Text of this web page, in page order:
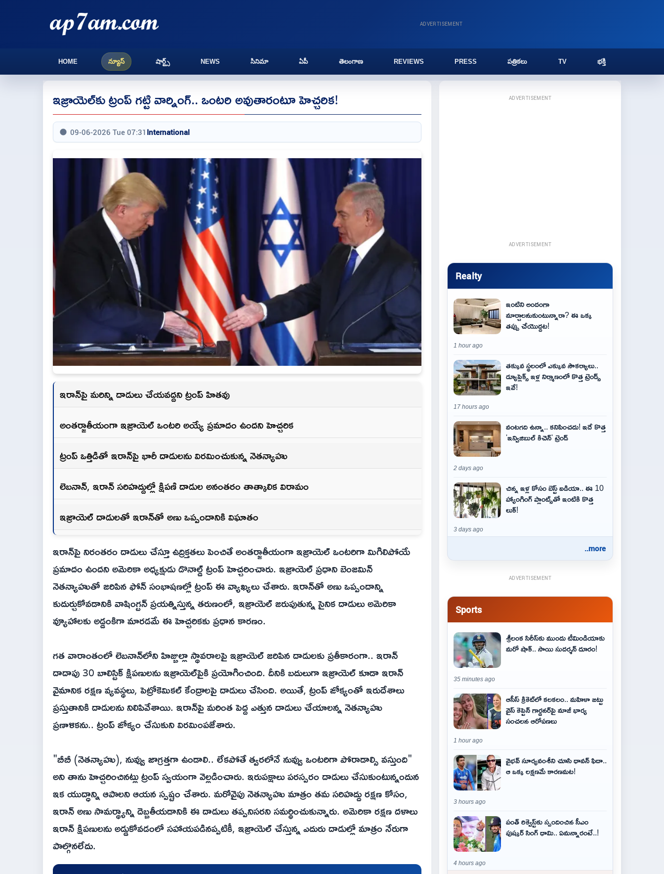
ADVERTISEMENT
HOME న్యూస్ షార్ట్స్ NEWS సినిమా ఏపీ తెలంగాణ REVIEWS PRESS పత్రికలు TV భక్తి
ఇజ్రాయెల్‌కు ట్రంప్ గట్టి వార్నింగ్.. ఒంటరి అవుతారంటూ హెచ్చరిక!
09-06-2026 Tue 07:31 International
ఇరాన్‌పై మరిన్ని దాడులు చేయవద్దని ట్రంప్ హితవు
అంతర్జాతీయంగా ఇజ్రాయెల్ ఒంటరి అయ్యే ప్రమాదం ఉందని హెచ్చరిక
ట్రంప్ ఒత్తిడితో ఇరాన్‌పై భారీ దాడులను విరమించుకున్న నెతన్యాహు
లెబనాన్, ఇరాన్ సరిహద్దుల్లో క్షిపణి దాడుల అనంతరం తాత్కాలిక విరామం
ఇజ్రాయెల్ దాడులతో ఇరాన్‌తో అణు ఒప్పందానికి విఘాతం
ఇరాన్‌పై నిరంతరం దాడులు చేస్తూ ఉద్రిక్తతలు పెంచితే అంతర్జాతీయంగా ఇజ్రాయెల్ ఒంటరిగా మిగిలిపోయే
ప్రమాదం ఉందని అమెరికా అధ్యక్షుడు డొనాల్డ్ ట్రంప్ హెచ్చరించారు. ఇజ్రాయెల్ ప్రధాని బెంజమిన్
నెతన్యాహుతో జరిపిన ఫోన్ సంభాషణల్లో ట్రంప్ ఈ వ్యాఖ్యలు చేశారు. ఇరాన్‌తో అణు ఒప్పందాన్ని
కుదుర్చుకోవడానికి వాషింగ్టన్ ప్రయత్నిస్తున్న తరుణంలో, ఇజ్రాయెల్ జరుపుతున్న సైనిక దాడులు అమెరికా
వ్యూహాలకు అడ్డంకిగా మారడమే ఈ హెచ్చరికకు ప్రధాన కారణం.
గత వారాంతంలో లెబనాన్‌లోని హిజ్బుల్లా స్థావరాలపై ఇజ్రాయెల్ జరిపిన దాడులకు ప్రతీకారంగా.. ఇరాన్
దాదాపు 30 బాలిస్టిక్ క్షిపణులను ఇజ్రాయెల్‌పైకి ప్రయోగించింది. దీనికి బదులుగా ఇజ్రాయెల్ కూడా ఇరాన్
వైమానిక రక్షణ వ్యవస్థలు, పెట్రోకెమికల్ కేంద్రాలపై దాడులు చేసింది. అయితే, ట్రంప్ జోక్యంతో ఇరుదేశాలు
ప్రస్తుతానికి దాడులను నిలిపివేశాయి. ఇరాన్‌పై మరింత పెద్ద ఎత్తున దాడులు చేయాలన్న నెతన్యాహు
ప్రణాళికను.. ట్రంప్ జోక్యం చేసుకుని విరమింపజేశారు.
"బీబీ (నెతన్యాహు), నువ్వు జాగ్రత్తగా ఉండాలి.. లేకపోతే త్వరలోనే నువ్వు ఒంటరిగా పోరాడాల్సి వస్తుంది"
అని తాను హెచ్చరించినట్లు ట్రంప్ స్వయంగా వెల్లడించారు. ఇరుపక్షాలు పరస్పరం దాడులు చేసుకుంటున్నందున
ఇక యుద్ధాన్ని ఆపాలని ఆయన స్పష్టం చేశారు. మరోవైపు నెతన్యాహు మాత్రం తమ సరిహద్దు రక్షణ కోసం,
ఇరాన్ అణు సామర్థ్యాన్ని దెబ్బతీయడానికి ఈ దాడులు తప్పనిసరని సమర్థించుకున్నారు. అమెరికా రక్షణ దళాలు
ఇరాన్ క్షిపణులను అడ్డుకోవడంలో సహాయపడినప్పటికీ, ఇజ్రాయెల్ చేస్తున్న ఎదురు దాడుల్లో మాత్రం నేరుగా
పాల్గొనలేదు.
ADVERTISEMENT
ADVERTISEMENT
Realty
ఇంటిని అందంగా
మార్చాలనుకుంటున్నారా? ఈ ఒక్క
తప్పు చేయొద్దట!
1 hour ago
తక్కువ స్థలంలో ఎక్కువ సౌకర్యాలు..
డ్యూప్లెక్స్ ఇళ్ల నిర్మాణంలో కొత్త ట్రెండ్స్
ఇవే!
17 hours ago
వంటగది ఉన్నా.. కనిపించదు! ఇదే కొత్త
'ఇన్విజిబుల్ కిచెన్' ట్రెండ్
2 days ago
చిన్న ఇళ్ల కోసం బెస్ట్ ఐడియా.. ఈ 10
హ్యాంగింగ్ ప్లాంట్స్‌తో ఇంటికి కొత్త
లుక్!
3 days ago
..more
ADVERTISEMENT
Sports
శ్రీలంక సిరీస్‌కు ముందు టీమిండియాకు
మరో షాక్‌.. సాయి సుదర్శన్‌ దూరం!
35 minutes ago
ఆసీస్ క్రికెట్‌లో కలకలం.. మహిళా జట్టు
వైస్ కెప్టెన్ గార్డనర్‌పై మాజీ భార్య
సంచలన ఆరోపణలు
1 hour ago
వైభవ్‌ సూర్యవంశీని చూసి ధావన్‌ ఫిదా..
ఆ ఒక్క లక్షణమే కారణమట!
3 hours ago
పంత్ రిక్వెస్ట్‌కు స్పందించిన సీఎం
పుష్కర్ సింగ్ ధామి.. ఏమ‌న్నారంటే..!
4 hours ago